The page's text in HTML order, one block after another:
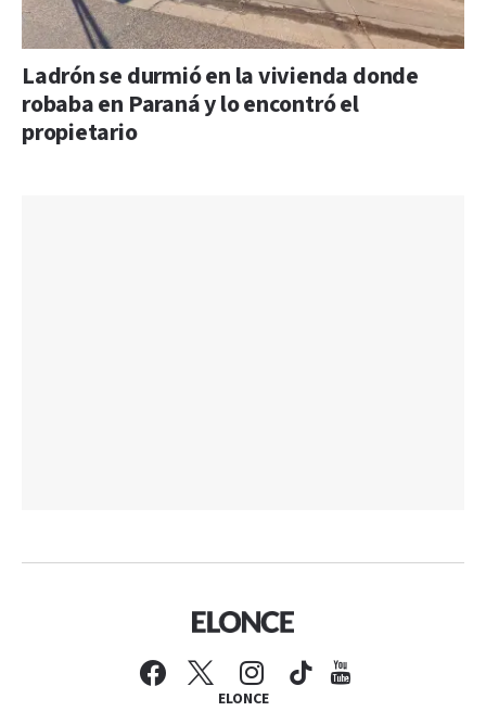
Ladrón se durmió en la vivienda donde
robaba en Paraná y lo encontró el
propietario
ELONCE